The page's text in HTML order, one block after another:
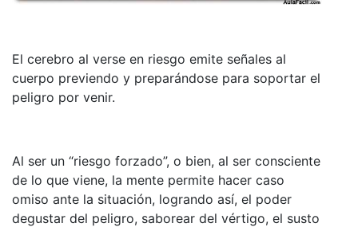
El cerebro al verse en riesgo emite señales al
cuerpo previendo y preparándose para soportar el
peligro por venir.
Al ser un “riesgo forzado”, o bien, al ser consciente
de lo que viene, la mente permite hacer caso
omiso ante la situación, logrando así, el poder
degustar del peligro, saborear del vértigo, el susto